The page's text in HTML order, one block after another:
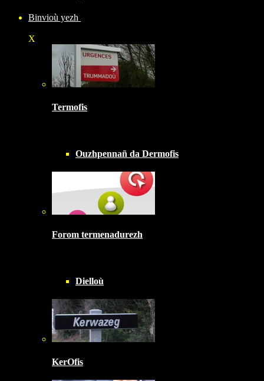
Binvioù yezh
X
Termofis
Ouzhpennañ da Dermofis
Forom termenadurezh
Dielloù
KerOfis